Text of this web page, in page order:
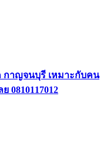
กาญจนบุรี เหมาะกับคน
0810117012